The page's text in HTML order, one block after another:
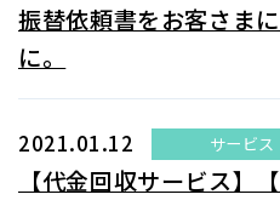
振替依頼書をお客さま
に。
2021.01.12 サービス
【代金回収サービス】